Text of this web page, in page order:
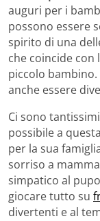
auguri per i
possono essere
spirito di una
che coincide con
piccolo bambino.
anche essere
Ci sono
possibile a
per la sua
sorriso a
simpatico al
giocare tutto su
divertenti e al